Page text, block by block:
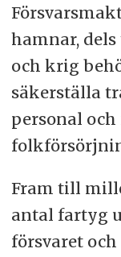
hamnar,
och krig
säkerställa
personal
Fram till
antal fartyg
försvaret